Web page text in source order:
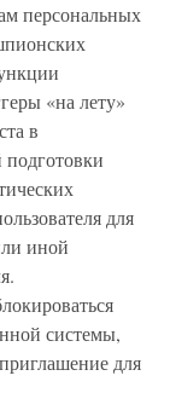
персональных
«на лету»
в
подготовки
для
иной
системы,
для